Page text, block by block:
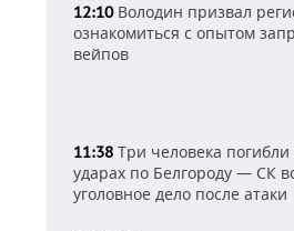
12:10Володин призвал
ознакомиться с опытом
вейпов
11:38 Три человека
ударах по Белгороду — СК
уголовное дело после атаки